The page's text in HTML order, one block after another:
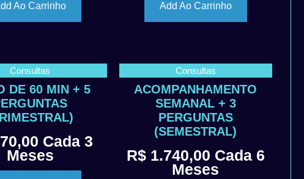
Ao Carrinho Add Ao Carrinho
Consultas
DE 60 MIN + 5
Cada 3
Meses
Consultas
ACOMPANHAMENTO
SEMANAL + 3
PERGUNTAS
(SEMESTRAL)
R$1.740,00 Cada 6
Meses